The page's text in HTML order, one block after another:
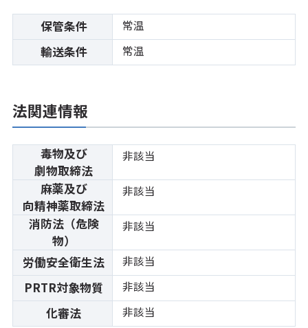
保管条件 常温
輸送条件 常温
法関連情報
毒物及び
劇物取締法
非該当
麻薬及び
向精神薬取締法
非該当
消防法（危険
物）
非該当
労働安全衛生法 非該当
PRTR対象物質 非該当
化審法 非該当